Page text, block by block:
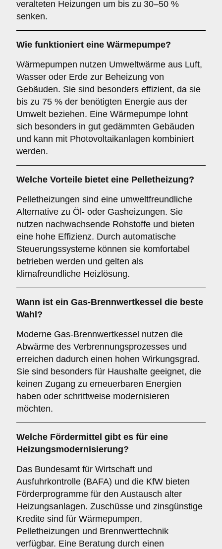
veralteten Heizungen um bis zu 30–50 %
senken.
Wie funktioniert eine Wärmepumpe?
Wärmepumpen nutzen Umweltwärme aus Luft,
Wasser oder Erde zur Beheizung von
Gebäuden. Sie sind besonders effizient, da sie
bis zu 75 % der benötigten Energie aus der
Umwelt beziehen. Eine Wärmepumpe lohnt
sich besonders in gut gedämmten Gebäuden
und kann mit Photovoltaikanlagen kombiniert
werden.
Welche Vorteile bietet eine Pelletheizung?
Pelletheizungen sind eine umweltfreundliche
Alternative zu Öl- oder Gasheizungen. Sie
nutzen nachwachsende Rohstoffe und bieten
eine hohe Effizienz. Durch automatische
Steuerungssysteme können sie komfortabel
betrieben werden und gelten als
klimafreundliche Heizlösung.
Wann ist ein Gas-Brennwertkessel die beste
Wahl?
Moderne Gas-Brennwertkessel nutzen die
Abwärme des Verbrennungsprozesses und
erreichen dadurch einen hohen Wirkungsgrad.
Sie sind besonders für Haushalte geeignet, die
keinen Zugang zu erneuerbaren Energien
haben oder schrittweise modernisieren
möchten.
Welche Fördermittel gibt es für eine
Heizungsmodernisierung?
Das Bundesamt für Wirtschaft und
Ausfuhrkontrolle (BAFA) und die KfW bieten
Förderprogramme für den Austausch alter
Heizungsanlagen. Zuschüsse und zinsgünstige
Kredite sind für Wärmepumpen,
Pelletheizungen und Brennwerttechnik
verfügbar. Eine Beratung durch einen